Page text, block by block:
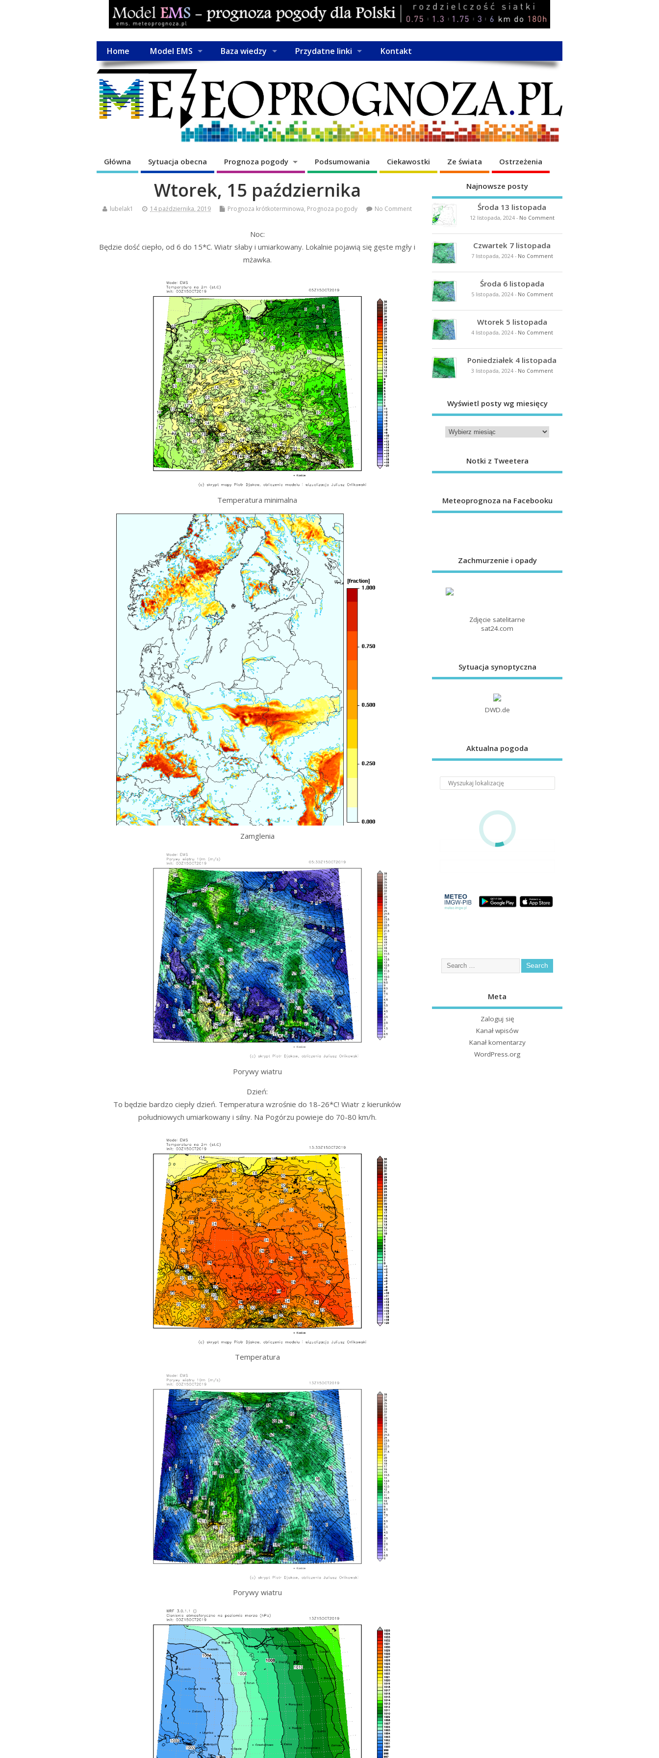
Home Model EMS Baza wiedzy Przydatne linki Kontakt
Główna Sytuacja obecna Prognoza pogody Podsumowania Ciekawostki Ze świata Ostrzeżenia
Wtorek, 15 października
lubelak1 14 października, 2019 Prognoza krótkoterminowa, Prognoza pogody No Comment
Noc:
Będzie dość ciepło, od 6 do 15*C. Wiatr słaby i umiarkowany. Lokalnie pojawią się gęste mgły i
mżawka.
Temperatura minimalna
Zamglenia
Porywy wiatru
Dzień:
To będzie bardzo ciepły dzień. Temperatura wzrośnie do 18-26*C! Wiatr z kierunków
południowych umiarkowany i silny. Na Pogórzu powieje do 70-80 km/h.
Temperatura
Porywy wiatru
Najnowsze posty
Środa 13 listopada
12 listopada, 2024- No Comment
Czwartek 7 listopada
7 listopada, 2024- No Comment
Środa 6 listopada
5 listopada, 2024- No Comment
Wtorek 5 listopada
4 listopada, 2024- No Comment
Poniedziałek 4 listopada
3 listopada, 2024- No Comment
Wyświetl posty wg miesięcy
Notki z Tweetera
Meteoprognoza na Facebooku
Zachmurzenie i opady
Zdjęcie satelitarne
sat24.com
Sytuacja synoptyczna
DWD.de
Aktualna pogoda
Meta
Zaloguj się
Kanał wpisów
Kanał komentarzy
WordPress.org